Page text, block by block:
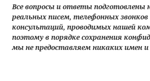
Все вопросы и ответы подготовлены
реальных писем, телефонных звонков
консультаций, проводимых нашей
поэтому в порядке сохранения
мы не предоставляем никаких имен и